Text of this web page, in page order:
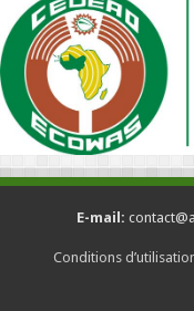
E-mail:
Conditions